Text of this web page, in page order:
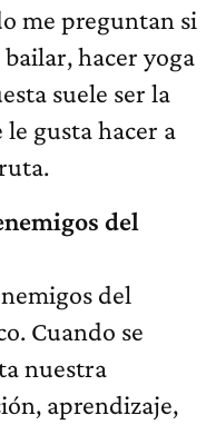
me preguntan si
hacer yoga
suele ser la
gusta hacer a
del
del
Cuando se
nuestra
aprendizaje,